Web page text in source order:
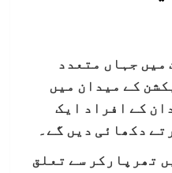
میں جہاں متعدد
کے میدان میں
کے افراد ایک
دکھائی دیں گے۔
تھرپارکر سے تعلق